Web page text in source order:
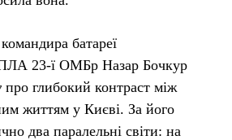
батареї
23-ї ОМБр Назар Бочкур
про глибокий контраст між
життям у Києві. За його
два паралельні світи: на